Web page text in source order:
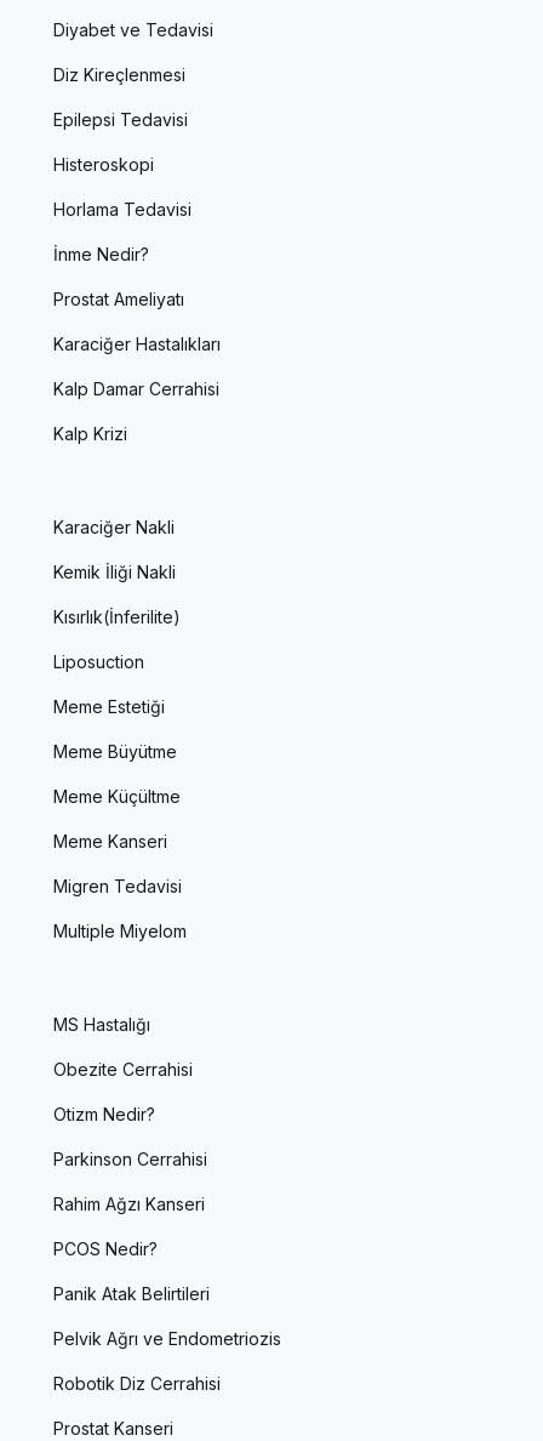
Diyabet ve Tedavisi
Diz Kireçlenmesi
Epilepsi Tedavisi
Histeroskopi
Horlama Tedavisi
İnme Nedir?
Prostat Ameliyatı
Karaciğer Hastalıkları
Kalp Damar Cerrahisi
Kalp Krizi
Karaciğer Nakli
Kemik İliği Nakli
Kısırlık(İnferilite)
Liposuction
Meme Estetiği
Meme Büyütme
Meme Küçültme
Meme Kanseri
Migren Tedavisi
Multiple Miyelom
MS Hastalığı
Obezite Cerrahisi
Otizm Nedir?
Parkinson Cerrahisi
Rahim Ağzı Kanseri
PCOS Nedir?
Panik Atak Belirtileri
Pelvik Ağrı ve Endometriozis
Robotik Diz Cerrahisi
Prostat Kanseri